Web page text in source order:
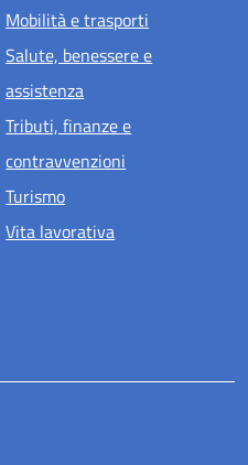
Mobilità e trasporti
Salute, benessere e
assistenza
Tributi, finanze e
contravvenzioni
Turismo
Vita lavorativa